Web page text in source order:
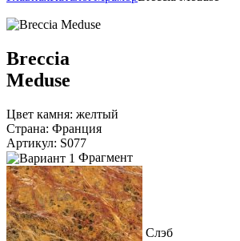
Breccia
Meduse
Цвет камня: желтый
Страна: Франция
Артикул: S077
Фрагмент
Слэб